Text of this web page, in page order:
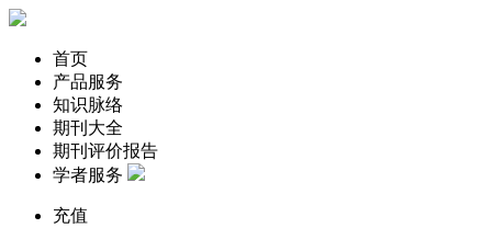
首页
产品服务
知识脉络
期刊大全
期刊评价报告
学者服务
充值